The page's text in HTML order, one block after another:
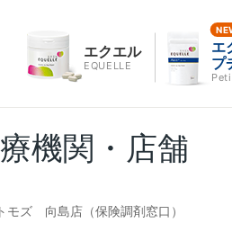
エクエル
EQUELLE
エ
プ
機関・店舗
モズ 向島店（保険調剤窓口）